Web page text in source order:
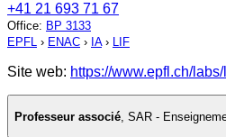
+41 21 693 71 67
Office: BP 3133
EPFL › ENAC › IA› LIF
Site web: https://www.epfl.ch/
Professeur associé SAR -